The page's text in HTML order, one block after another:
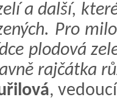
a další,
Pro
plodová
rajčátka
,